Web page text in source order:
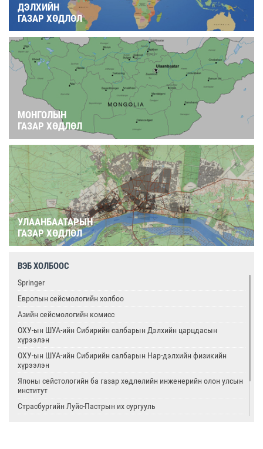
ДЭЛХИЙН
ГАЗАР ХӨДЛӨЛ
МОНГОЛЫН
ГАЗАР ХӨДЛӨЛ
УЛААНБААТАРЫН
ГАЗАР ХӨДЛӨЛ
ВЭБ ХОЛБООС
Springer
Европын сейсмологийн холбоо
Азийн сейсмологийн комисс
ОХУ-ын ШУА-ийн Сибирийн салбарын Дэлхийн царцдасын
хүрээлэн
ОХУ-ын ШУА-ийн Сибирийн салбарын Нар-дэлхийн физикийн
хүрээлэн
Японы сейстологийн ба газар хөдлөлийн инженерийн олон улсын
институт
Страсбургийн Луйс-Пастрын их сургууль